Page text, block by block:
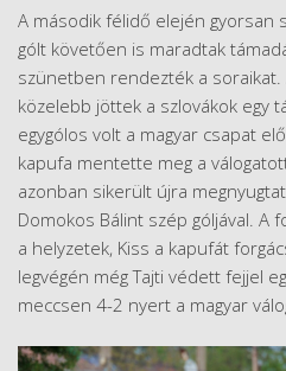
A második félidő elején gyorsan
gólt követően is maradtak
szünetben rendezték a
közelebb jöttek a szlovákok egy
egygólos volt a magyar csapat
kapufa mentette meg a
azonban sikerült újra
Domokos Bálint szép góljával. A
a helyzetek, Kiss a kapufát
legvégén még Tajti védett fejjel
meccsen 4-2 nyert a magyar